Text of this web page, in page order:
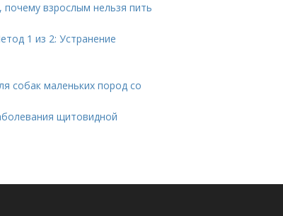
взрослым нельзя пить
1 из 2: Устранение
собак маленьких пород со
щитовидной